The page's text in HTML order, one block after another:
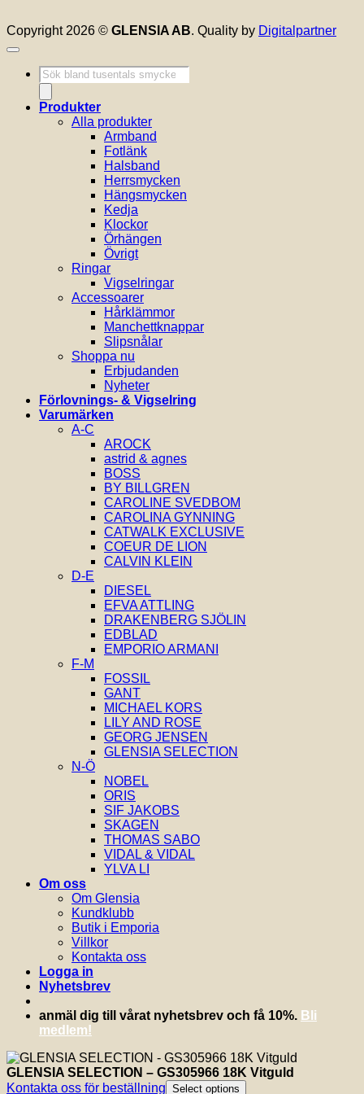
Copyright 2026 © GLENSIA AB. Quality by Digitalpartner
Produktsökning
Produkter
Alla produkter
Armband
Fotlänk
Halsband
Herrsmycken
Hängsmycken
Kedja
Klockor
Örhängen
Övrigt
Ringar
Vigselringar
Accessoarer
Hårklämmor
Manchettknappar
Slipsnålar
Shoppa nu
Erbjudanden
Nyheter
Förlovnings- & Vigselring
Varumärken
A-C
AROCK
astrid & agnes
BOSS
BY BILLGREN
CAROLINE SVEDBOM
CAROLINA GYNNING
CATWALK EXCLUSIVE
COEUR DE LION
CALVIN KLEIN
D-E
DIESEL
EFVA ATTLING
DRAKENBERG SJÖLIN
EDBLAD
EMPORIO ARMANI
F-M
FOSSIL
GANT
MICHAEL KORS
LILY AND ROSE
GEORG JENSEN
GLENSIA SELECTION
N-Ö
NOBEL
ORIS
SIF JAKOBS
SKAGEN
THOMAS SABO
VIDAL & VIDAL
YLVA LI
Om oss
Om Glensia
Kundklubb
Butik i Emporia
Villkor
Kontakta oss
Logga in
Nyhetsbrev
anmäl dig till vårat nyhetsbrev och få 10%. Bli
medlem!
GLENSIA SELECTION – GS305966 18K Vitguld
Kontakta oss för beställning Select options